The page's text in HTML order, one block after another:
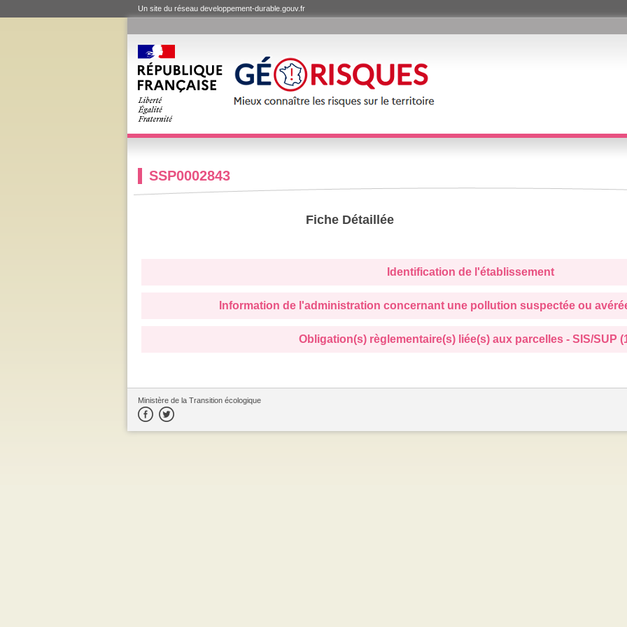
Un site du réseau developpement-durable.gouv.fr
SSP0002843
Fiche Détaillée
Identification de l'établissement
Information de l'administration concernant une pollution suspectée ou
Obligation(s) règlementaire(s) liée(s) aux parcelles - SIS/SUP
Ministère de la Transition écologique